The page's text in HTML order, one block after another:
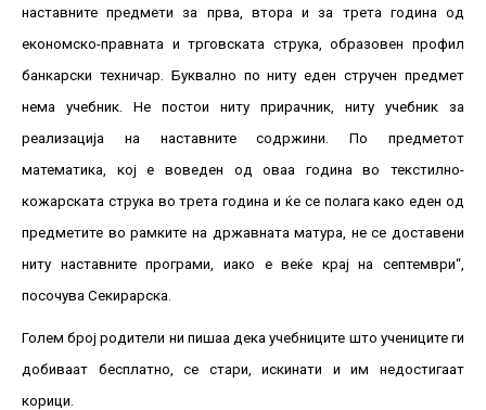
наставните предмети за прва, втора и за трета година од
економско-правната и трговската струка, образовен профил
банкарски техничар. Буквално по ниту еден стручен предмет
нема учебник. Не постои ниту прирачник, ниту учебник за
реализација на наставните содржини. По предметот
математика, кој е воведен од оваа година во текстилно-
кожарската струка во трета година и ќе се полага како еден од
предметите во рамките на државната матура, не се доставени
ниту наставните програми, иако е веќе крај на септември“,
посочува Секирарска.
Голем број родители ни пишаа дека учебниците што учениците ги
добиваат бесплатно, се стари, искинати и им недостигаат
корици.